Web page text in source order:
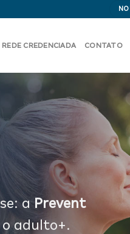
REDE CREDENCIADA CONTATO
aPrevent
adulto+.